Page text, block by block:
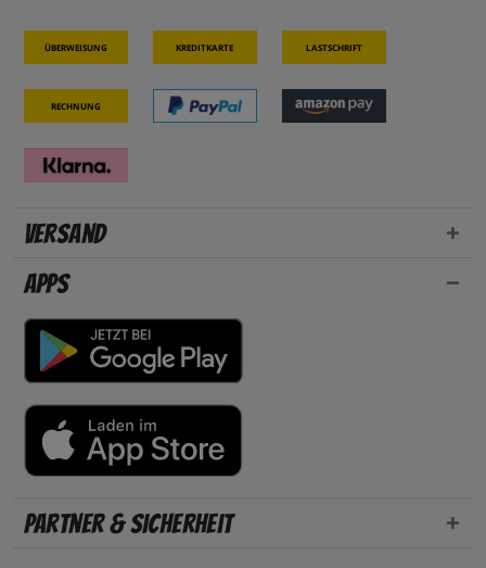
Überweisung Kreditkarte Lastschrift
Rechnung
Versand
Apps
Partner & Sicherheit